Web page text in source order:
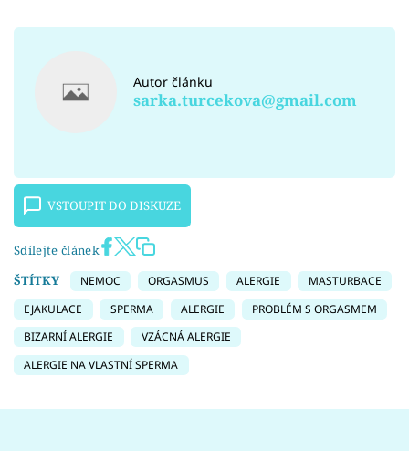
Autor článku
sarka.turcekova@gmail.com
VSTOUPIT DO DISKUZE
Sdílejte článek
ŠTÍTKY
NEMOC ORGASMUS ALERGIE
MASTURBACE
EJAKULACE
SPERMA ALERGIE
PROBLÉM S ORGASMEM
BIZARNÍ ALERGIE
VZÁCNÁ ALERGIE
ALERGIE NA VLASTNÍ SPERMA